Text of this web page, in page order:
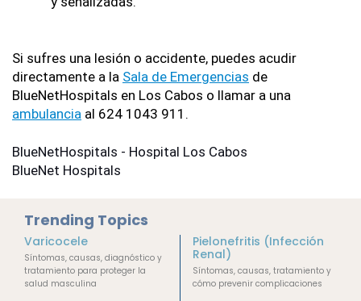
Si sufres una lesión o accidente, puedes acudir
directamente a la Sala de Emergencias de
ambulancia al 624 1043 911.
BlueNetHospitals - Hospital Los Cabos
BlueNet Hospitals
Trending Topics
Varicocele
Síntomas, causas, diagnóstico y
tratamiento para proteger la
salud masculina
Pielonefritis (Infección
Renal)
Síntomas, causas, tratamiento y
cómo prevenir complicaciones